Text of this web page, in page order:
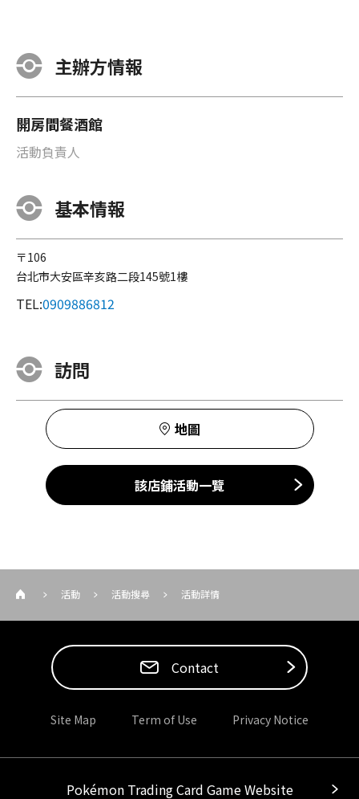
主辦方情報
開房間餐酒館
活動負責人
基本情報
〒106
台北市大安區辛亥路二段145號1樓
TEL:0909886812
訪問
地圖
該店鋪活動一覽
活動 活動搜尋 活動詳情
Contact
Site Map Term of Use Privacy Notice
Pokémon Trading Card Game Website